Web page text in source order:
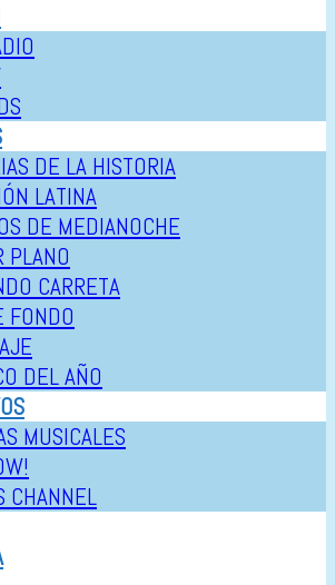
DE LA HISTORIA
LATINA
DE MEDIANOCHE
PLANO
CARRETA
FONDO
DEL AÑO
MUSICALES
CHANNEL